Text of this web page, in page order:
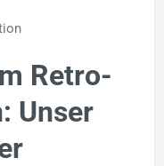
Retro-
Unser